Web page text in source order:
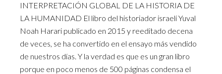
INTERPRETACIÓN GLOBAL DE LA HISTORIA DE
LA HUMANIDAD El libro del historiador israelí Yuval
Noah Harari publicado en 2015 y reeditado decena
de veces, se ha convertido en el ensayo más vendido
de nuestros días. Y la verdad es que es un gran libro
porque en poco menos de 500 páginas condensa el